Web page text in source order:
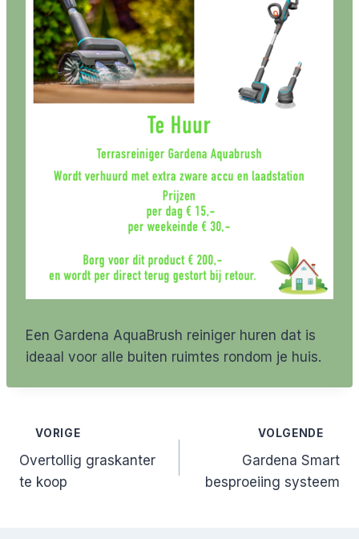
Een Gardena AquaBrush reiniger huren dat is
ideaal voor alle buiten ruimtes rondom je huis.
Bericht
navigatie
VORIGE
Overtollig graskanter
te koop
VOLGENDE
Gardena Smart
besproeiing systeem